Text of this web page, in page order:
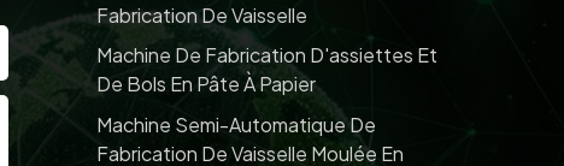
Fabrication De Vaisselle
Machine De Fabrication D'assiettes Et
De Bols En Pâte À Papier
Machine Semi-Automatique De
Fabrication De Vaisselle Moulée En